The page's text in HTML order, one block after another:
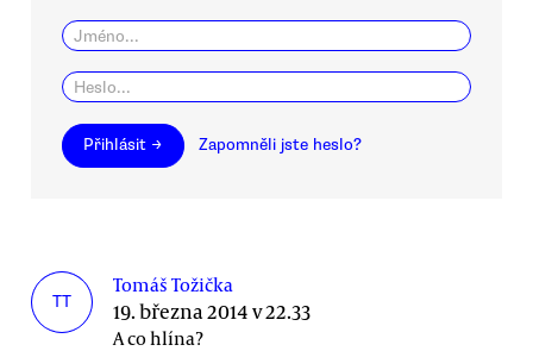
Přihlásit → Zapomněli jste heslo?
TT
Tomáš Tožička
19. března 2014 v 22.33
A co hlína?